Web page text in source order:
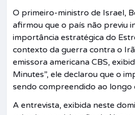
O primeiro-ministro de Israel,
afirmou que o país não previu
importância estratégica do
contexto da guerra contra o
emissora americana CBS,
Minutes”, ele declarou que o
sendo compreendido ao longo
A entrevista, exibida neste